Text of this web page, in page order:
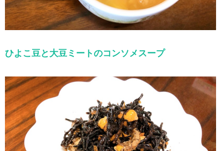
ひよこ豆と大豆ミートのコンソメスープ